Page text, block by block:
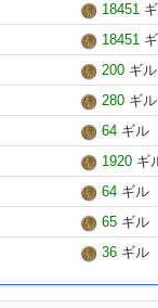
18451
18451
200 ギル
280 ギル
64 ギル
1920 ギ
64 ギル
65 ギル
36 ギル